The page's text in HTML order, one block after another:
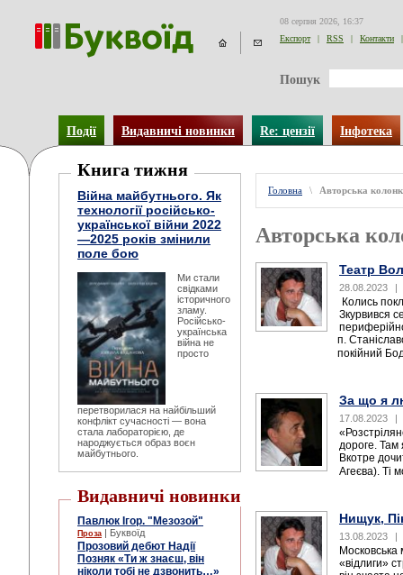
08 серпня 2026, 16:37
Експорт
| RSS | Контакти |
Пошук
Події Видавничі новинки Re: цензії Інфотека
Книга тижня
Війна майбутнього. Як
технології російсько-
української війни 2022
—2025 років змінили
поле бою
Ми стали
свідками
історичного
зламу.
Російсько-
українська
війна не
просто
перетворилася на найбільший
конфлікт сучасності — вона
стала лабораторією, де
народжується образ воєн
майбутнього.
Видавничі новинки
Павлюк Ігор. "Мезозой"
Проза | Буквоїд
Прозовий дебют Надії
Позняк «Ти ж знаєш, він
ніколи тобі не дзвонить…»
Головна \ Авторська
Авторська
Театр
28.08.2023 |
Колись
Зкурвився
п.
покійний
За що я
17.08.2023 |
дороге. Там
Вкотре
Агеєва). Ті
Нищук,
13.08.2023 |
Московська
«відлиги»